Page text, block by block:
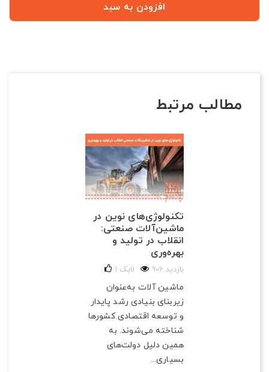
افزودن به سبد
مطالب مرتبط
تکنولوژی‌های نوین در
ماشین‌آلات صنعتی:
انقلاب در تولید و
بهره‌وری
906 بازدید 1 لایک
ماشین آلات به‌عنوان
زیربنای بنیادی رشد پایدار
و توسعه اقتصادی کشورها
شناخته می‌شوند. به
همین دلیل دولت‌های
بسیاری...